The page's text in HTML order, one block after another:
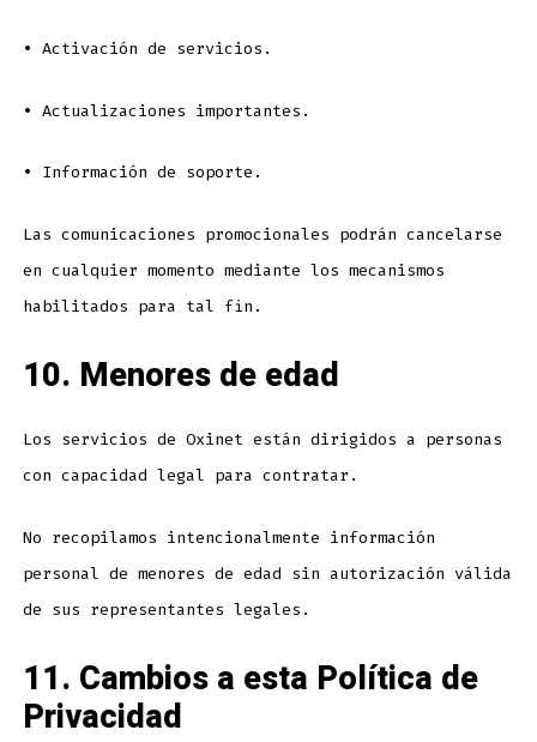
• Activación de servicios.
• Actualizaciones importantes.
• Información de soporte.
Las comunicaciones promocionales podrán cancelarse
en cualquier momento mediante los mecanismos
habilitados para tal fin.
10. Menores de edad
Los servicios de Oxinet están dirigidos a personas
con capacidad legal para contratar.
No recopilamos intencionalmente información
personal de menores de edad sin autorización válida
de sus representantes legales.
11. Cambios a esta Política de
Privacidad